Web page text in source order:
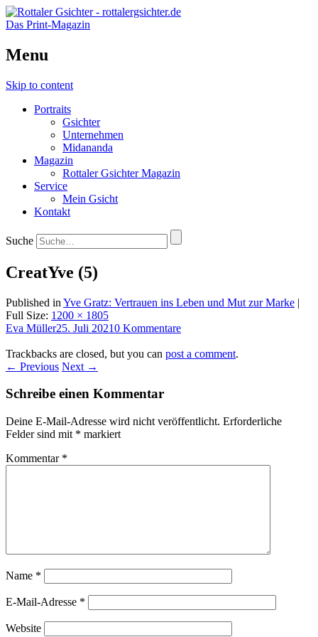
Das Print-Magazin
Menu
Skip to content
Portraits
Gsichter
Unternehmen
Midananda
Magazin
Rottaler Gsichter Magazin
Service
Mein Gsicht
Kontakt
Suche
CreatYve (5)
Published in Yve Gratz: Vertrauen ins Leben und Mut zur Marke |
Full Size: 1200 × 1805
Eva Müller25. Juli 20210 Kommentare
Trackbacks are closed, but you can post a comment.
← Previous Next →
Schreibe einen Kommentar
Deine E-Mail-Adresse wird nicht veröffentlicht. Erforderliche
Felder sind mit * markiert
Kommentar *
Name *
E-Mail-Adresse *
Website